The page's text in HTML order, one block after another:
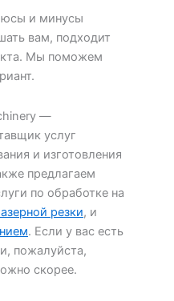
и минусы
вам, подходит
Мы поможем
—
услуг
и изготовления
предлагаем
по обработке на
резки, и
. Если у вас есть
пожалуйста,
скорее.